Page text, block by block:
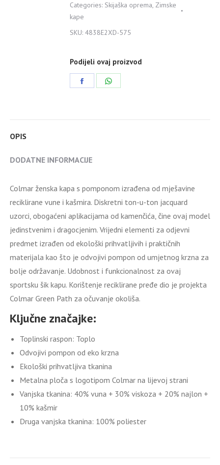
Categories: Skijaška oprema, Zimske
kape
SKU:4838E2XD-575
Podijeli ovaj proizvod
OPIS
DODATNE INFORMACIJE
Colmar ženska kapa s pomponom izrađena od mješavine
reciklirane vune i kašmira. Diskretni ton-u-ton jacquard
uzorci, obogaćeni aplikacijama od kamenčića, čine ovaj model
jedinstvenim i dragocjenim. Vrijedni elementi za odjevni
predmet izrađen od ekološki prihvatljivih i praktičnih
materijala kao što je odvojivi pompon od umjetnog krzna za
bolje održavanje. Udobnost i funkcionalnost za ovaj
sportsku šik kapu. Korištenje reciklirane pređe dio je projekta
Colmar Green Path za očuvanje okoliša.
Ključne značajke:
Toplinski raspon: Toplo
Odvojivi pompon od eko krzna
Ekološki prihvatljiva tkanina
Metalna ploča s logotipom Colmar na lijevoj strani
Vanjska tkanina: 40% vuna + 30% viskoza + 20% najlon +
10% kašmir
Druga vanjska tkanina: 100% poliester